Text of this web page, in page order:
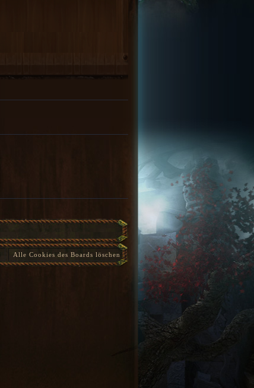
Alle Cookies des Boards löschen